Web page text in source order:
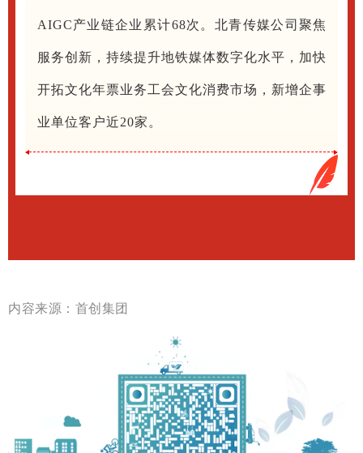
AIGC产业链企业累计68次。北青传媒公司聚焦
服务创新，持续提升地铁媒体数字化水平，加快
开拓文化年票业务工会文化消费市场，新增企事
业单位客户近20家。
内容来源：首创集团